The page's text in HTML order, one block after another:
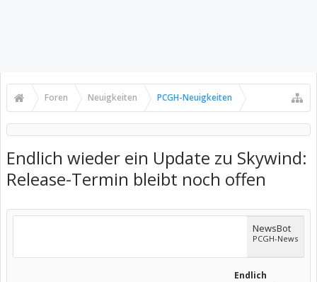
Foren Neuigkeiten PCGH-Neuigkeiten
Endlich wieder ein Update zu Skywind:
Release-Termin bleibt noch offen
NewsBot
PCGH-News
Endlich